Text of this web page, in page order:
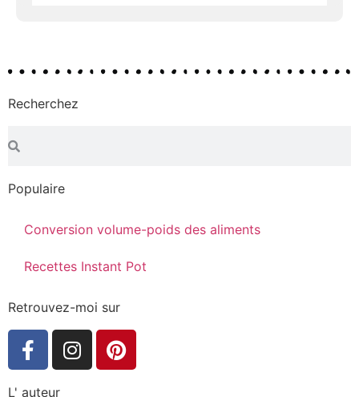
Recherchez
Populaire
Conversion volume-poids des aliments
Recettes Instant Pot
Retrouvez-moi sur
L' auteur